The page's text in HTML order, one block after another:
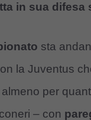
in sua difesa
sta
la Juventus
per
– con